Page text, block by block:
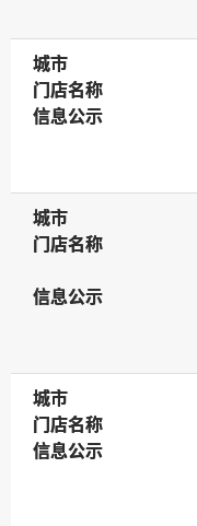
城市
城市
门店名称
门店名称
信息公示
信息公示
城市
城市
门店名称
门店名称
信息公示
信息公示
城市
城市
门店名称
门店名称
信息公示
信息公示